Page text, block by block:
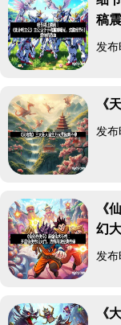
稿
发
《
发
《
幻
发
《